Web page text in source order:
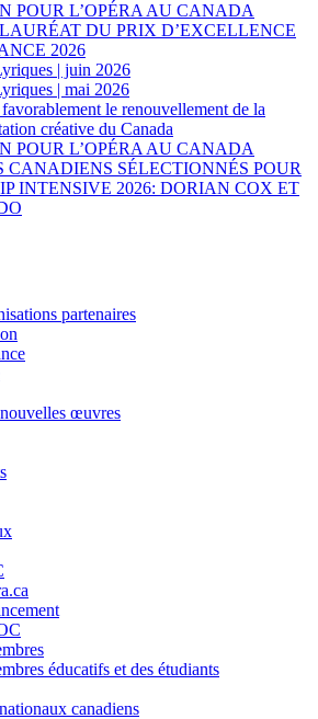
POUR L’OPÉRA AU CANADA
DU PRIX D’EXCELLENCE
2026
| juin 2026
| mai 2026
le renouvellement de la
créative du Canada
POUR L’OPÉRA AU CANADA
CANADIENS SÉLECTIONNÉS POUR
INTENSIVE 2026: DORIAN COX ET
partenaires
œuvres
éducatifs et des étudiants
canadiens